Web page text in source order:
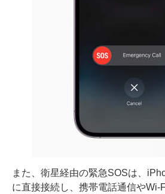
また、衛星経由の緊急SOSは、
に直接接続し、携帯電話通信やWi-